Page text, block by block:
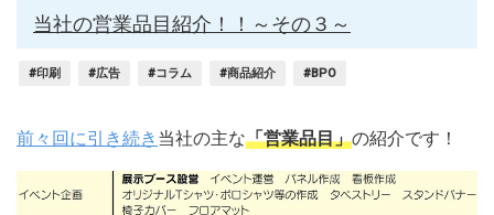
当社の営業品目紹介！！～その３～
#印刷 #広告 #コラム #商品紹介 #BPO
前々回に引き続き 当社の主な「営業品目」の紹介です！